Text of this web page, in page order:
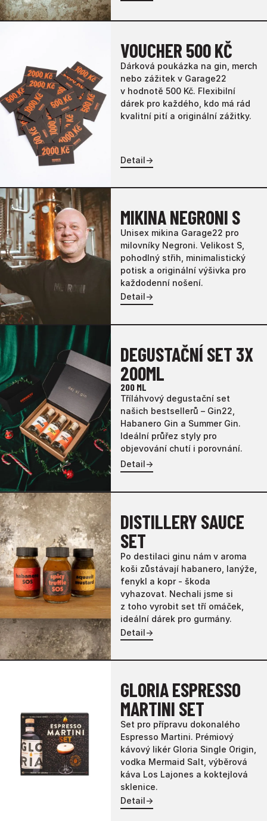
VOUCHER 500 KČ
Dárková poukázka na gin, merch
nebo zážitek v Garage22
v hodnotě 500 Kč. Flexibilní
dárek pro každého, kdo má rád
kvalitní pití a originální zážitky.
Detail→
MIKINA NEGRONI S
Unisex mikina Garage22 pro
milovníky Negroni. Velikost S,
pohodlný střih, minimalistický
potisk a originální výšivka pro
každodenní nošení.
Detail →
DEGUSTAČNÍ SET 3X
200ML
200 ML
Tříláhvový degustační set
našich bestsellerů – Gin22,
Habanero Gin a Summer Gin.
Ideální průřez styly pro
objevování chutí i porovnání.
Detail→
DISTILLERY SAUCE
SET
Po destilaci ginu nám v aroma
koši zůstávají habanero, lanýže,
fenykl a kopr - škoda
vyhazovat. Nechali jsme si
z toho vyrobit set tří omáček,
ideální dárek pro gurmány.
Detail→
GLORIA ESPRESSO
MARTINI SET
Set pro přípravu dokonalého
Espresso Martini. Prémiový
kávový likér Gloria Single Origin,
vodka Mermaid Salt, výběrová
káva Los Lajones a koktejlová
sklenice.
Detail→